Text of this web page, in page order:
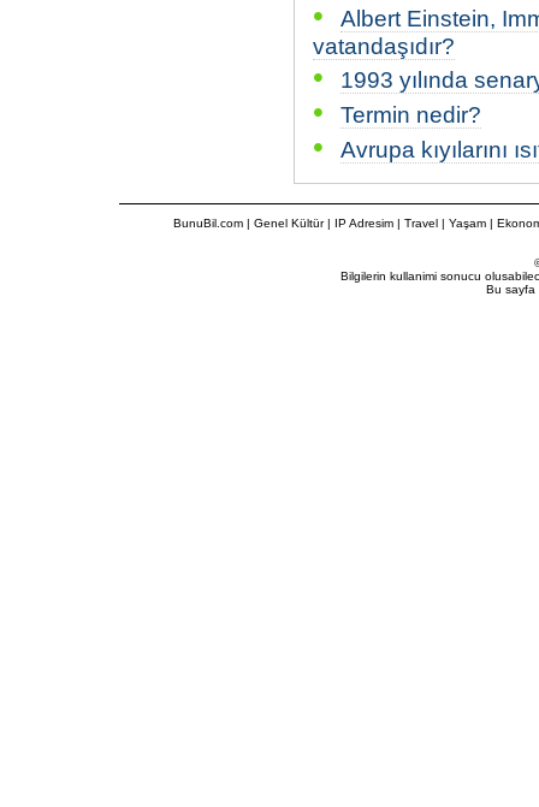
•
Albert Einstein,
vatandaşıdır?
• 1993 yılında
• Termin nedir?
• Avrupa kıyılarını
BunuBil.com| Genel Kültür| IP Adresim| Travel| Yaşam |
Bilgilerin kullanimi sonucu
Bu sayfa